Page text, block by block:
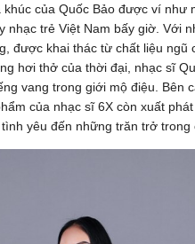
của Quốc Bảo được ví như
nhạc trẻ Việt Nam bấy giờ. Với
được khai thác từ chất liệu ngũ
hơi thở của thời đại, nhạc sĩ
vang trong giới mộ điệu. Bên
của nhạc sĩ 6X còn xuất
yêu đến những trăn trở trong